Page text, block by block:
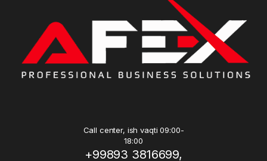
Call center, ish vaqti 09:00-
18:00
+99893 3816699,